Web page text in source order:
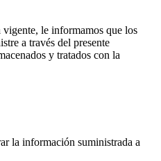
le informamos que los
a través del presente
y tratados con la
la información suministrada a